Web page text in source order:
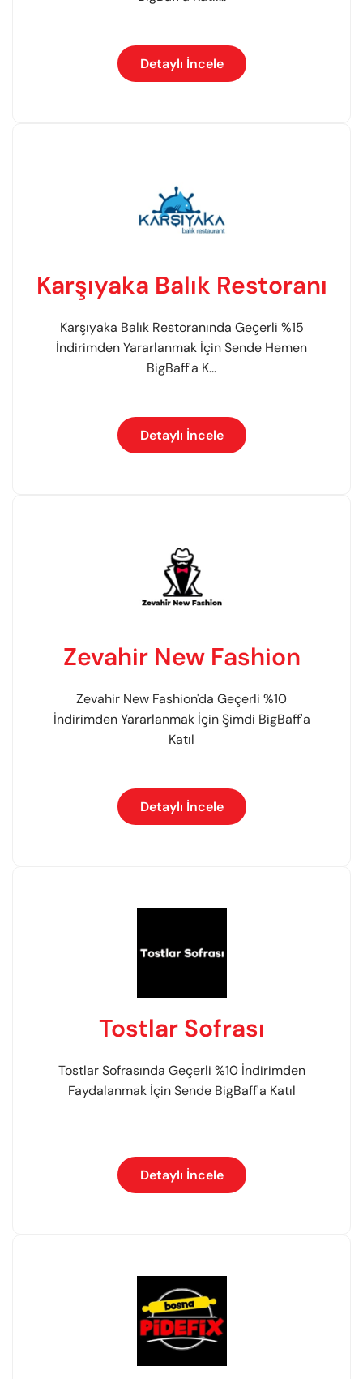
Detaylı İncele
Karşıyaka Balık Restoranı
Karşıyaka Balık Restoranında Geçerli %15
İndirimden Yararlanmak İçin Sende Hemen
BigBaff'a K...
Detaylı İncele
Zevahir New Fashion
Zevahir New Fashion'da Geçerli %10
İndirimden Yararlanmak İçin Şimdi BigBaff'a
Katıl
Detaylı İncele
Tostlar Sofrası
Tostlar Sofrasında Geçerli %10 İndirimden
Faydalanmak İçin Sende BigBaff'a Katıl
Detaylı İncele